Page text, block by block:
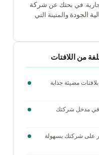
في بحثك عن شركة
الجودة والمتينة التي
من اللافتات
مضيئة جذابة
في مدخل شركتك
على شركتك بسهولة